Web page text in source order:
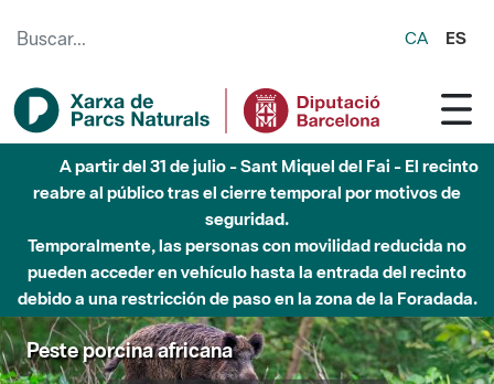
CA ES
A partir del 31 de julio - Sant Miquel del Fai - El recinto
reabre al público tras el cierre temporal por motivos de
seguridad.
Temporalmente, las personas con movilidad reducida no
pueden acceder en vehículo hasta la entrada del recinto
debido a una restricción de paso en la zona de la Foradada.
Peste porcina africana